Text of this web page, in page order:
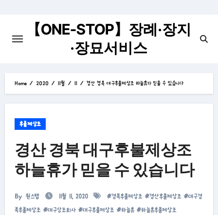
【ONE-STOP】장례·장지
·장묘서비스
Home 2020 11월 11 경산 경북 대구후불제상조 하늘휴가 믿을 수 있습니다
후불제상조
경산 경북 대구후불제상조
하늘휴가 믿을 수 있습니다
By 원스텝 11월 11, 2020 #경북후불제상조 #경산후불제상조 #대구경
북후불제상조#대구상조회사#대구후불제상조#하늘휴#하늘휴후불제상조